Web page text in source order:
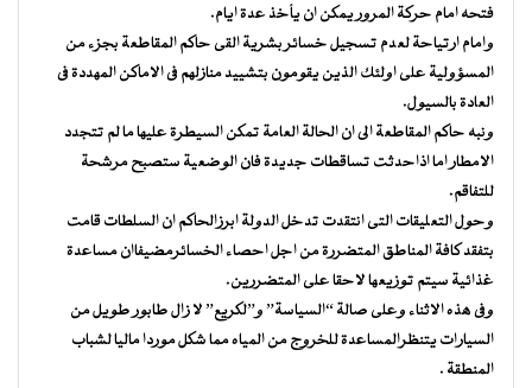
فتحه امام حركة المرور يمكن ان يأخذ عدة ايام.
وامام ارتياحة لعدم تسجيل خسائر بشرية القى حاكم المقاطعة بجزء من
المسؤولية على اولئك الذين يقومون بتشييد منازلهم فى الاماكن المهددة فى
العادة بالسيول.
ونبه حاكم المقاطعة الى ان الحالة العامة تمكن السيطرة عليها ما لم تتجدد
الامطار اما اذاحدثت تساقطات جديدة فان الوضعية ستصبح مرشحة
للتفاقم.
وحول التعليقات التى انتقدت تدخل الدولة ابرزالحاكم ان السلطات قامت
بتفقد كافة المناطق المتضررة من اجل احصاء الخسائرمضيفاان مساعدة
غذائية سيتم توزيعها لاحقا على المتضررين.
وفى هذه الاثناء وعلى صالة “السياسة” و”لكريع” لا زال طابور طويل من
السيارات يتنظرالمساعدة للخروج من المياه مما شكل موردا ماليا لشباب
المنطقة .